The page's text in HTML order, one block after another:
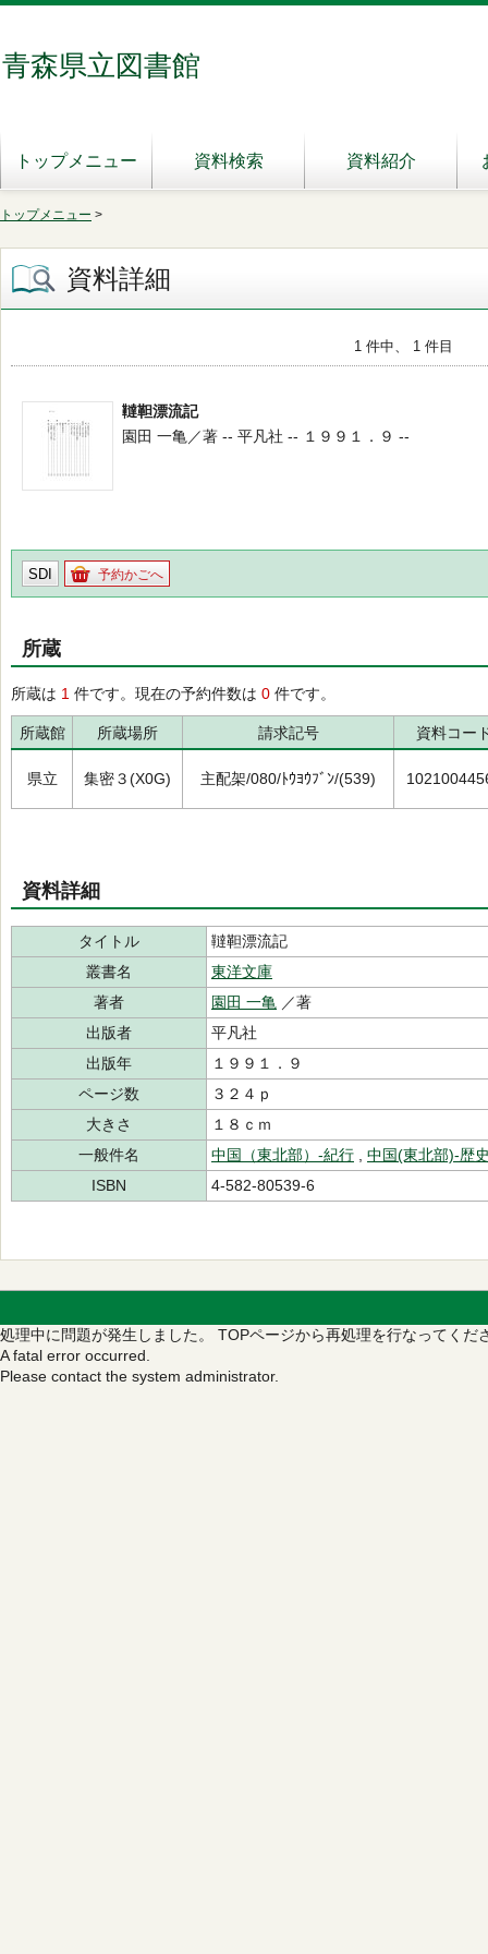
青森県立図書館
トップメニュー 資料検索 資料紹介
トップメニュー >
資料詳細
1 件中、 1 件目
韃靼漂流記
園田 一亀／著 -- 平凡社 -- １９９１．９ --
SDI 予約かごへ
所蔵
所蔵は 1 件です。現在の予約件数は 0 件です。
所蔵館 所蔵場所 請求記号 資料コー
県立 集密３(X0G) 主配架/080/ﾄｳﾖｳﾌﾞﾝ/(539)
資料詳細
タイトル
韃靼漂流記
叢書名
東洋文庫
著者
園田 一亀 ／著
出版者
平凡社
出版年
１９９１．９
ページ数
３２４ｐ
大きさ
１８ｃｍ
一般件名
中国（東北部）‐紀行
中国(東北部)-歴
ISBN
4-582-80539-6
処理中に問題が発生しました。 TOPページから再処理を行なってくだ
A fatal error occurred.
Please contact the system administrator.